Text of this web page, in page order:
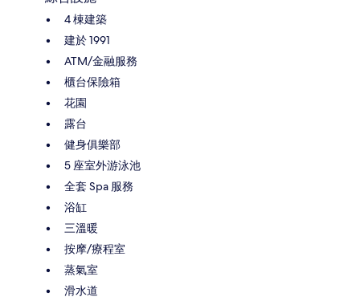
4 棟建築
建於 1991
ATM/金融服務
櫃台保險箱
花園
露台
健身俱樂部
5 座室外游泳池
全套 Spa 服務
浴缸
三溫暖
按摩/療程室
蒸氣室
滑水道